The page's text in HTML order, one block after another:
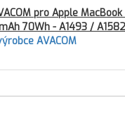
pro Apple MacBook
70Wh - A1493 / A1582
AVACOM